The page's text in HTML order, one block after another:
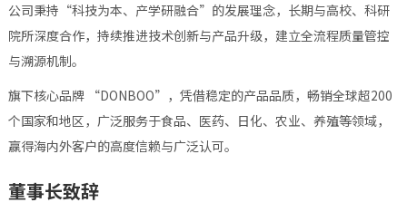
公司秉持“科技为本、产学研融合”的发展理念，长期与高校、科研
院所深度合作，持续推进技术创新与产品升级，建立全流程质量管控
与溯源机制。
旗下核心品牌 “DONBOO”，凭借稳定的产品品质，畅销全球超200
个国家和地区，广泛服务于食品、医药、日化、农业、养殖等领域，
赢得海内外客户的高度信赖与广泛认可。
董事长致辞